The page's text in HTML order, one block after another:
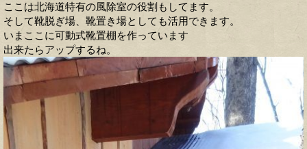
ここは北海道特有の風除室の役割もしてます。
そして靴脱ぎ場、靴置き場としても活用できます。
いまここに可動式靴置棚を作っています
出来たらアップするね。